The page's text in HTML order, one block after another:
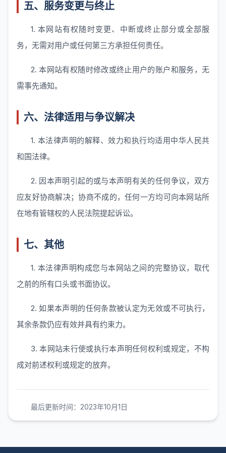
五、服务变更与终止
1. 本网站有权随时变更、中断或终止部分或全部服
务，无需对用户或任何第三方承担任何责任。
2. 本网站有权随时修改或终止用户的账户和服务，无
需事先通知。
六、法律适用与争议解决
1. 本法律声明的解释、效力和执行均适用中华人民共
和国法律。
2. 因本声明引起的或与本声明有关的任何争议，双方
应友好协商解决；协商不成的，任何一方均可向本网站所
在地有管辖权的人民法院提起诉讼。
七、其他
1. 本法律声明构成您与本网站之间的完整协议，取代
之前的所有口头或书面协议。
2. 如果本声明的任何条款被认定为无效或不可执行，
其余条款仍应有效并具有约束力。
3. 本网站未行使或执行本声明任何权利或规定，不构
成对前述权利或规定的放弃。
最后更新时间：2023年10月1日